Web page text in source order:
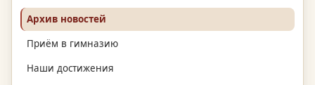
Архив новостей
Приём в гимназию
Наши достижения